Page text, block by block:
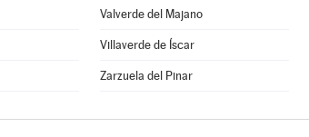
Valverde del Majano
Villaverde de Íscar
Zarzuela del Pinar